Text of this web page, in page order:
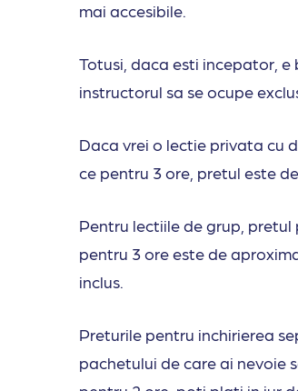
mai accesibile.
Totusi, daca esti incepator,
instructorul sa se ocupe
Daca vrei o lectie privata cu
ce pentru 3 ore, pretul este
Pentru lectiile de grup,
pentru 3 ore este de
inclus.
Preturile pentru inchirierea
pachetului de care ai nevoie